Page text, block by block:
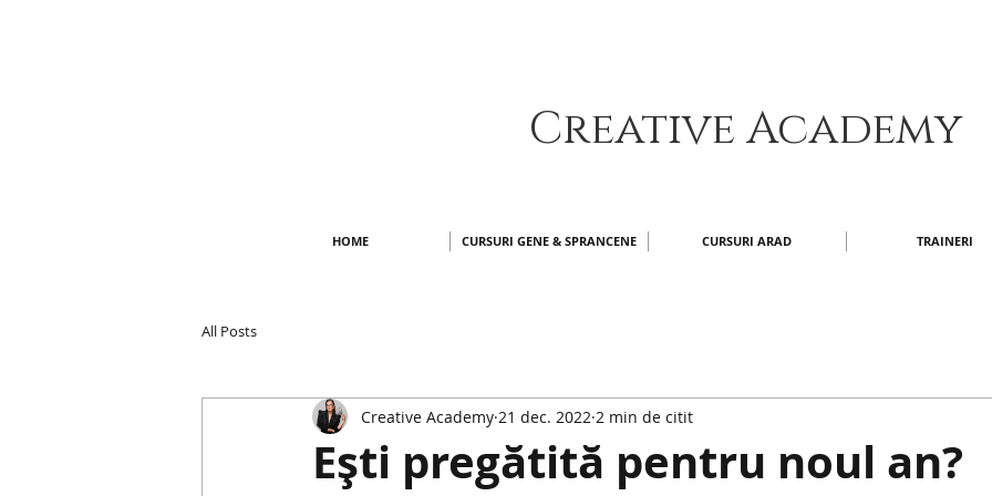
Creative Academy​
HOME CURSURI GENE & SPRANCENE CURSURI ARAD TRAINERI
All Posts
Ești pregătită pentru noul an?
Creative Academy 21 dec. 2022 2 min de citit